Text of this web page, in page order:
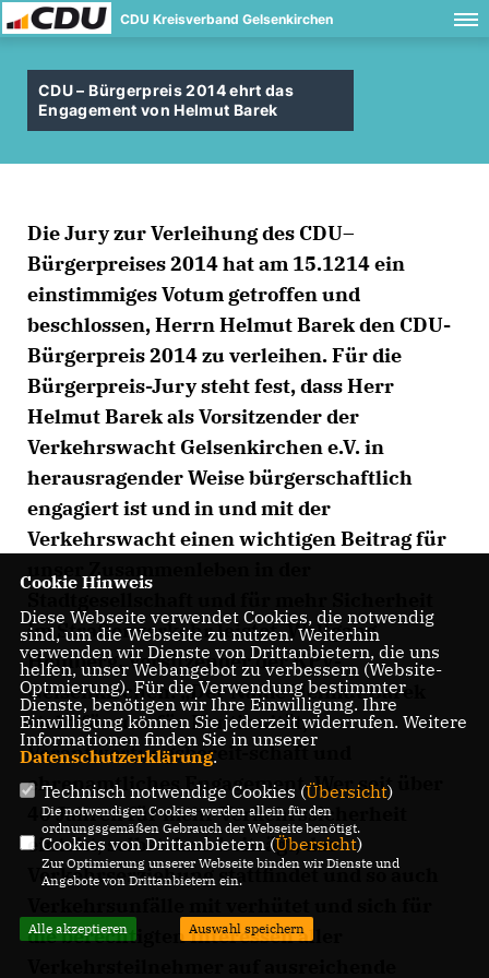
CDU Kreisverband Gelsenkirchen
CDU – Bürgerpreis 2014 ehrt das
Engagement von Helmut Barek
Die Jury zur Verleihung des CDU–
Bürgerpreises 2014 hat am 15.1214 ein
einstimmiges Votum getroffen und
beschlossen, Herrn Helmut Barek den CDU-
Bürgerpreis 2014 zu verleihen. Für die
Bürgerpreis-Jury steht fest, dass Herr
Helmut Barek als Vorsitzender der
Verkehrswacht Gelsenkirchen e.V. in
herausragender Weise bürgerschaftlich
engagiert ist und in und mit der
Verkehrswacht einen wichtigen Beitrag für
unser Zusammenleben in der
im Straßenverkehr leistet. Wolfgang
Heinberg, Vorsitzender der KPV-
Gelsenkirchen: „Der Name Helmut Barek
steht für uns für Kontinuität,
Verantwortungsbereit-schaft und
ehrenamtliches Engagement. Wer seit über
40 Jahren für mehr Verkehrssicherheit
eintritt, selbst dazu beiträgt, das
Verkehrserziehung stattfindet und so auch
die berechtigten Interessen aller
Cookie Hinweis
Diese Webseite verwendet Cookies, die notwendig
sind, um die Webseite zu nutzen. Weiterhin
verwenden wir Dienste von Drittanbietern, die uns
helfen, unser Webangebot zu verbessern (Website-
Optmierung). Für die Verwendung bestimmter
Dienste, benötigen wir Ihre Einwilligung. Ihre
Einwilligung können Sie jederzeit widerrufen. Weitere
Informationen finden Sie in unserer
Datenschutzerklärung.
Technisch notwendige Cookies (Übersicht)
Die notwendigen Cookies werden allein für den
ordnungsgemäßen Gebrauch der Webseite benötigt.
Cookies von Drittanbietern (Übersicht)
Zur Optimierung unserer Webseite binden wir Dienste und
Angebote von Drittanbietern ein.
Alle akzeptieren Auswahl speichern